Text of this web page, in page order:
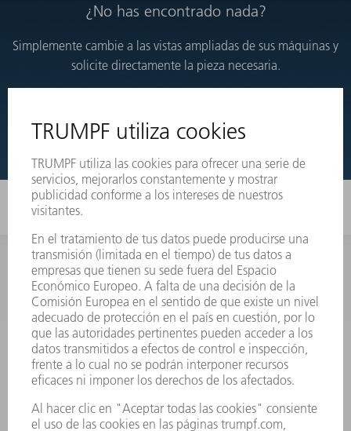
¿No has encontrado nada?
Simplemente cambie a las vistas ampliadas de sus máquinas y
solicite directamente la pieza necesaria.
VISTAS DESARROLLADAS
INFORMACIÓN
Preguntas más frecuentes
Condiciones generales de venta
CONTACTO
Departamento de Repuestos
+34 91 657 36 70
Viernes de 8h – 17h
repuestos@es.trumpf.com